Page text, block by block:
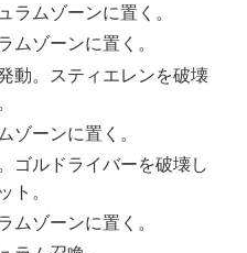
ラムゾーンに置く。
ムゾーンに置く。
動。スティエレンを破壊
ゾーンに置く。
ゴルドライバーを破壊し
ト。
ムゾーンに置く。